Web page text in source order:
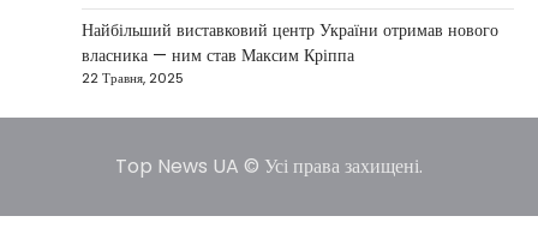
США не відкидають можливість
удару по Ірану у разі провалу
переговорів
2025
У США не виключають застосування сили проти
Ірану, якщо дипломатичні переговори не
Найбільший виставковий центр України отримав нового
власника — ним став Максим Кріппа
22 Травня, 2025
Top News UA © Усі права захищені.